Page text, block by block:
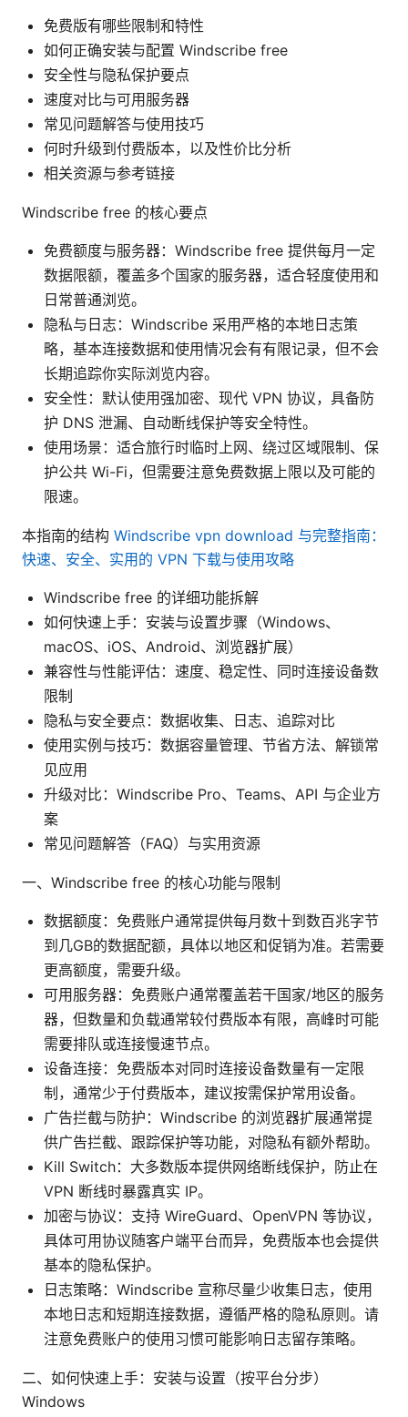
免费版有哪些限制和特性
如何正确安装与配置 Windscribe free
安全性与隐私保护要点
速度对比与可用服务器
常见问题解答与使用技巧
何时升级到付费版本，以及性价比分析
相关资源与参考链接
Windscribe free 的核心要点
免费额度与服务器：Windscribe free 提供每月一定
数据限额，覆盖多个国家的服务器，适合轻度使用和
日常普通浏览。
隐私与日志：Windscribe 采用严格的本地日志策
略，基本连接数据和使用情况会有有限记录，但不会
长期追踪你实际浏览内容。
安全性：默认使用强加密、现代 VPN 协议，具备防
护 DNS 泄漏、自动断线保护等安全特性。
使用场景：适合旅行时临时上网、绕过区域限制、保
护公共 Wi-Fi，但需要注意免费数据上限以及可能的
限速。
本指南的结构 Windscribe vpn download 与完整指南：
快速、安全、实用的 VPN 下载与使用攻略
Windscribe free 的详细功能拆解
如何快速上手：安装与设置步骤（Windows、
macOS、iOS、Android、浏览器扩展）
兼容性与性能评估：速度、稳定性、同时连接设备数
限制
隐私与安全要点：数据收集、日志、追踪对比
使用实例与技巧：数据容量管理、节省方法、解锁常
见应用
升级对比：Windscribe Pro、Teams、API 与企业方
案
常见问题解答（FAQ）与实用资源
一、Windscribe free 的核心功能与限制
数据额度：免费账户通常提供每月数十到数百兆字节
到几GB的数据配额，具体以地区和促销为准。若需要
更高额度，需要升级。
可用服务器：免费账户通常覆盖若干国家/地区的服务
器，但数量和负载通常较付费版本有限，高峰时可能
需要排队或连接慢速节点。
设备连接：免费版本对同时连接设备数量有一定限
制，通常少于付费版本，建议按需保护常用设备。
广告拦截与防护：Windscribe 的浏览器扩展通常提
供广告拦截、跟踪保护等功能，对隐私有额外帮助。
Kill Switch：大多数版本提供网络断线保护，防止在
VPN 断线时暴露真实 IP。
加密与协议：支持 WireGuard、OpenVPN 等协议，
具体可用协议随客户端平台而异，免费版本也会提供
基本的隐私保护。
日志策略：Windscribe 宣称尽量少收集日志，使用
本地日志和短期连接数据，遵循严格的隐私原则。请
注意免费账户的使用习惯可能影响日志留存策略。
二、如何快速上手：安装与设置（按平台分步）
Windows